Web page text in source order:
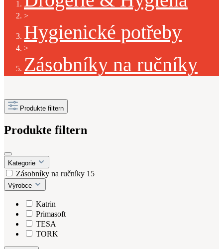
>
Hygienické potřeby
>
Zásobníky na ručníky
Produkte filtern
Produkte filtern
Kategorie
Zásobníky na ručníky 15
Výrobce
Katrin
Primasoft
TESA
TORK